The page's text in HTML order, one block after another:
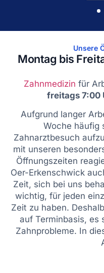
Unsere
Montag bis
Zahnmedizin für
freitags 7:00
Aufgrund langer
Woche häufig
Zahnarztbesuch
mit unseren
Öffnungszeiten
Oer-Erkenschwick
Zeit, sich bei uns
wichtig, für jeden
Zeit zu haben.
auf Terminbasis, es
Zahnprobleme. In